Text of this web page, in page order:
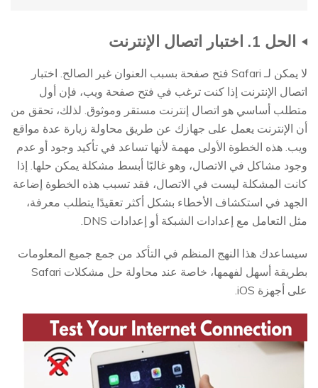
الحل 1. اختبار اتصال الإنترنت
لا يمكن لـ Safari فتح صفحة بسبب العنوان غير الصالح. اختبار
اتصال الإنترنت إذا كنت ترغب في فتح صفحة ويب، فإن أول
متطلب أساسي هو اتصال إنترنت مستقر وموثوق. لذلك، تحقق من
أن الإنترنت يعمل على جهازك عن طريق محاولة زيارة عدة مواقع
ويب. هذه الخطوة الأولى مهمة لأنها تساعد في تأكيد وجود أو عدم
وجود مشاكل في الاتصال، وهو غالبًا أبسط مشكلة يمكن حلها. إذا
كانت المشكلة ليست في الاتصال، فقد تسبب هذه الخطوة إضاعة
الجهد في استكشاف الأخطاء بشكل أكثر تعقيدًا يتطلب معرفة،
مثل التعامل مع إعدادات الشبكة أو إعدادات DNS.
سيساعدك هذا النهج المنظم في التأكد من جمع جميع المعلومات
بطريقة أسهل لفهمها، خاصة عند محاولة حل مشكلات Safari
على أجهزة iOS.